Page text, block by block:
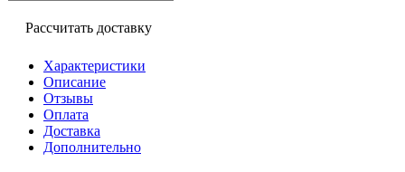
Рассчитать доставку
Характеристики
Описание
Отзывы
Оплата
Доставка
Дополнительно